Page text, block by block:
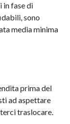
in fase di
sono
media minima
prima del
ad aspettare
traslocare.